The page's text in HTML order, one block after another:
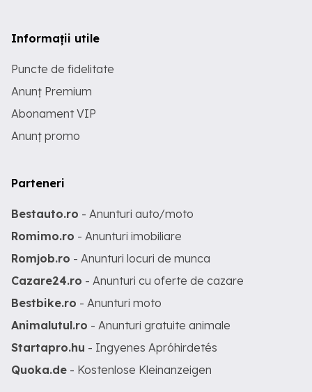
Informații utile
Puncte de fidelitate
Anunț Premium
Abonament VIP
Anunț promo
Parteneri
Bestauto.ro - Anunturi auto/moto
Romimo.ro - Anunturi imobiliare
Romjob.ro - Anunturi locuri de munca
Cazare24.ro - Anunturi cu oferte de cazare
Bestbike.ro - Anunturi moto
Animalutul.ro - Anunturi gratuite animale
Startapro.hu - Ingyenes Apróhirdetés
Quoka.de - Kostenlose Kleinanzeigen